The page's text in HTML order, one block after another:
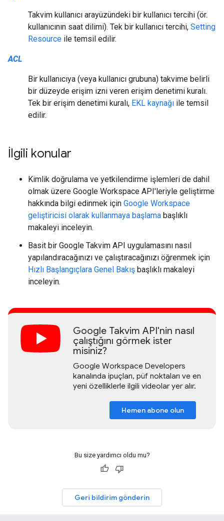
Takvim kullanıcı arayüzündeki bir kullanıcı tercihi (ör.
kullanıcının saat dilimi). Tek bir kullanıcı tercihi, Setting
Resource ile temsil edilir.
ACL
Bir kullanıcıya (veya kullanıcı grubuna) takvime belirli
bir düzeyde erişim izni veren erişim denetimi kuralı.
Tek bir erişim denetimi kuralı, EKL kaynağı ile temsil
edilir.
İlgili konular
Kimlik doğrulama ve yetkilendirme işlemleri de dahil
olmak üzere Google Workspace API'leriyle geliştirme
hakkında bilgi edinmek için Google Workspace
geliştiricisi olarak kullanmaya başlama başlıklı
makaleyi inceleyin.
Basit bir Google Takvim API uygulamasını nasıl
yapılandıracağınızı ve çalıştıracağınızı öğrenmek için
Hızlı Başlangıçlara Genel Bakış başlıklı makaleyi
inceleyin.
Google Takvim API'nin nasıl
çalıştığını görmek ister
misiniz?
Google Workspace Developers
kanalında ipuçları, püf noktaları ve en
yeni özelliklerle ilgili videolar yer alır.
Hemen abone olun
Bu size yardımcı oldu mu?
Geri bildirim gönderin